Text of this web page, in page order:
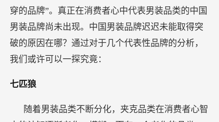
穿的品牌”。真正在消费者心中代表男装品类的中国
男装品牌尚未出现。中国男装品牌迟迟未能取得突
破的原因在哪？通过对于几个代表性品牌的分析，
我们或许可以一探究竟：
七匹狼
随着男装品类不断分化，夹克品类在消费者心智